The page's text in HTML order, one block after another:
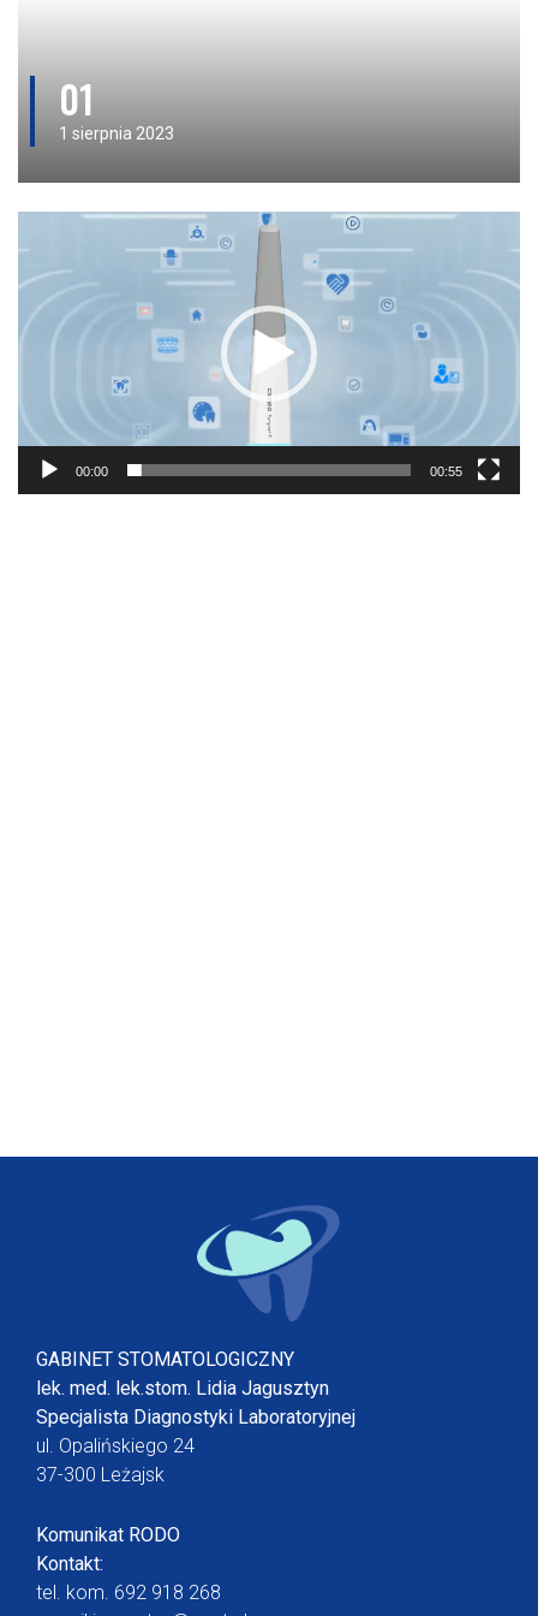
01
1 sierpnia 2023
Odtwarzacz
video
00:00 00:55
GABINET STOMATOLOGICZNY
lek. med. lek.stom. Lidia Jagusztyn
Specjalista Diagnostyki Laboratoryjnej
ul. Opalińskiego 24
37-300 Leżajsk
Komunikat RODO
Kontakt:
tel. kom. 692 918 268